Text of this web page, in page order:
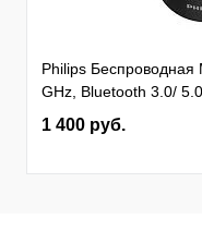
Philips
GHz, Bluetooth 3.0/
бесшумная Чёрный
(SPK7407B/01)
1 400 руб.